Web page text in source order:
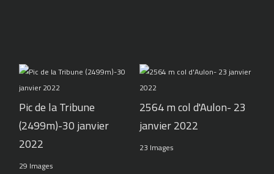
Pic de la Tribune
(2499m)-30 janvier
2022
29 Images
2564 m col d'Aulon- 23
janvier 2022
23 Images